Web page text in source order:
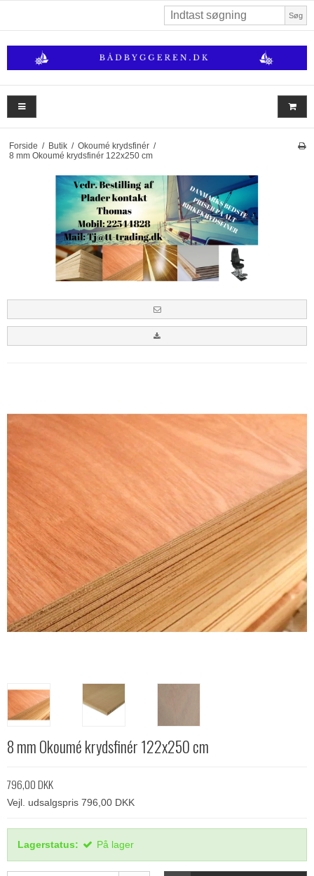
Søg
Forside / Butik / Okoumé krydsfinér /
8 mm Okoumé krydsfinér 122x250 cm
8 mm Okoumé krydsfinér 122x250 cm
796,00 DKK
Vejl. udsalgspris 796,00 DKK
Lagerstatus: På lager